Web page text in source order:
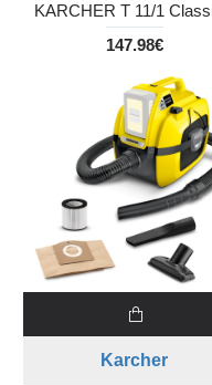
147.98€
Karcher